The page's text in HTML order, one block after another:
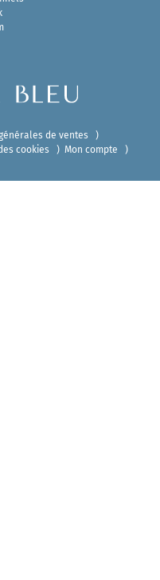
de ventes
cookies
Mon compte